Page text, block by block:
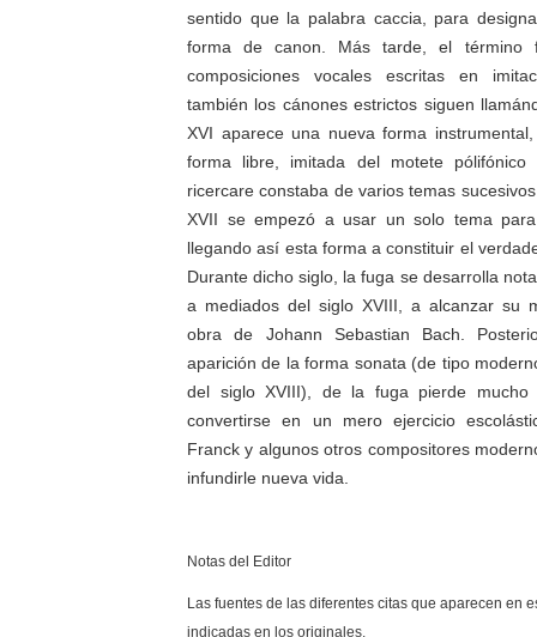
sentido que la palabra caccia, para
forma de canon. Más tarde, el
composiciones vocales escritas en
también los cánones estrictos siguen
XVI aparece una nueva forma
forma libre, imitada del motete
ricercare constaba de varios temas
XVII se empezó a usar un solo tema
llegando así esta forma a constituir el
Durante dicho siglo, la fuga se desarrolla
a mediados del siglo XVIII, a alcanzar su
obra de Johann Sebastian Bach.
aparición de la forma sonata (de tipo
del siglo XVIII), de la fuga pierde
convertirse en un mero ejercicio
Franck y algunos otros compositores
infundirle nueva vida.
Notas del Editor
Las fuentes de las diferentes citas que aparecen en
indicadas en los originales.